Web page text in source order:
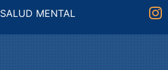
SALUD MENTAL